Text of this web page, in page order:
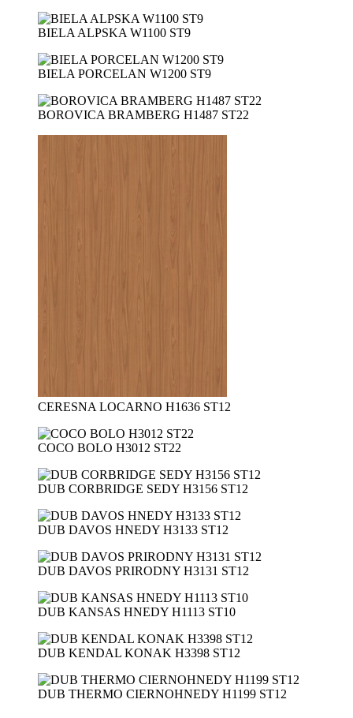
BIELA ALPSKA W1100 ST9
BIELA PORCELAN W1200 ST9
BOROVICA BRAMBERG H1487 ST22
CERESNA LOCARNO H1636 ST12
COCO BOLO H3012 ST22
DUB CORBRIDGE SEDY H3156 ST12
DUB DAVOS HNEDY H3133 ST12
DUB DAVOS PRIRODNY H3131 ST12
DUB KANSAS HNEDY H1113 ST10
DUB KENDAL KONAK H3398 ST12
DUB THERMO CIERNOHNEDY H1199 ST12